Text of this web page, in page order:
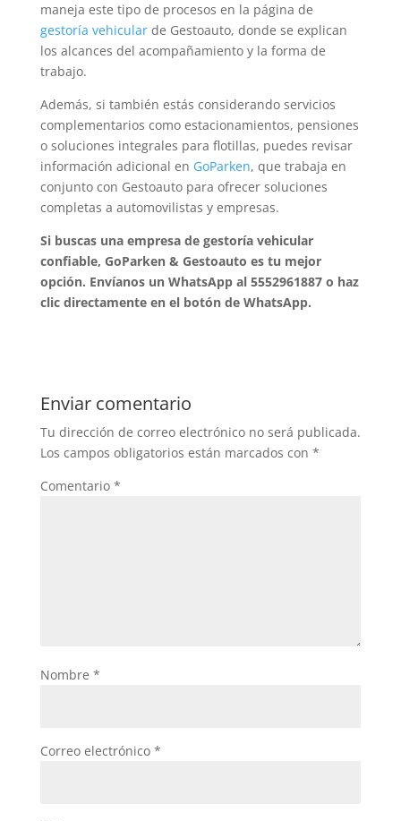
maneja este tipo de procesos en la página de
gestoría vehicularde Gestoauto, donde se explican
los alcances del acompañamiento y la forma de
trabajo.
Además, si también estás considerando servicios
complementarios como estacionamientos, pensiones
o soluciones integrales para flotillas, puedes revisar
información adicional en GoParken, que trabaja en
conjunto con Gestoauto para ofrecer soluciones
completas a automovilistas y empresas.
Si buscas una empresa de gestoría vehicular
confiable, GoParken & Gestoauto es tu mejor
opción. Envíanos un WhatsApp al 5552961887 o haz
clic directamente en el botón de WhatsApp.
Enviar comentario
Tu dirección de correo electrónico no será publicada.
Los campos obligatorios están marcados con *
Comentario *
Nombre *
Correo electrónico *